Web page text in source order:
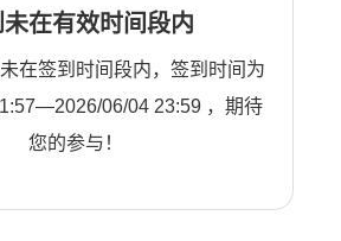
在有效时间段内
在签到时间段内，签到时间为
06/04 23:59 ，期待
您的参与！